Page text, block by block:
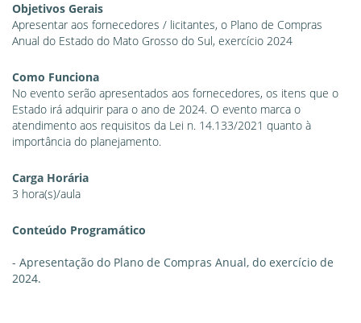
Objetivos Gerais
Apresentar aos fornecedores / licitantes, o Plano de Compras
Anual do Estado do Mato Grosso do Sul, exercício 2024
Como Funciona
No evento serão apresentados aos fornecedores, os itens que o
Estado irá adquirir para o ano de 2024. O evento marca o
atendimento aos requisitos da Lei n. 14.133/2021 quanto à
importância do planejamento.
Carga Horária
3 hora(s)/aula
Conteúdo Programático
- Apresentação do Plano de Compras Anual, do exercício de
2024.